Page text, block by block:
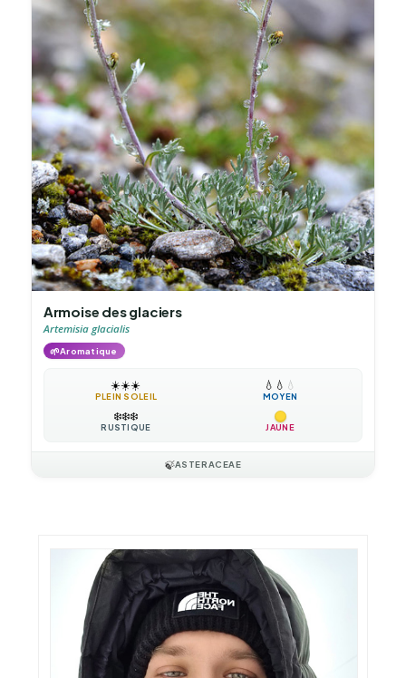
Armoise des glaciers
Artemisia glacialis
🌱Aromatique
☀️☀️☀️
PLEIN SOLEIL
💧 💧 💧
MOYEN
❄️❄️❄️
RUSTIQUE JAUNE
🍃ASTERACEAE